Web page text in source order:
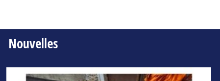
Nouvelles